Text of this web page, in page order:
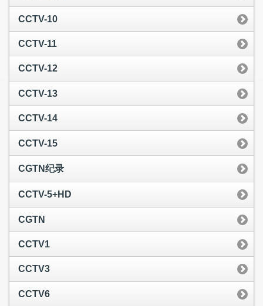
CCTV-10
CCTV-11
CCTV-12
CCTV-13
CCTV-14
CCTV-15
CGTN纪录
CCTV-5+HD
CGTN
CCTV1
CCTV3
CCTV6